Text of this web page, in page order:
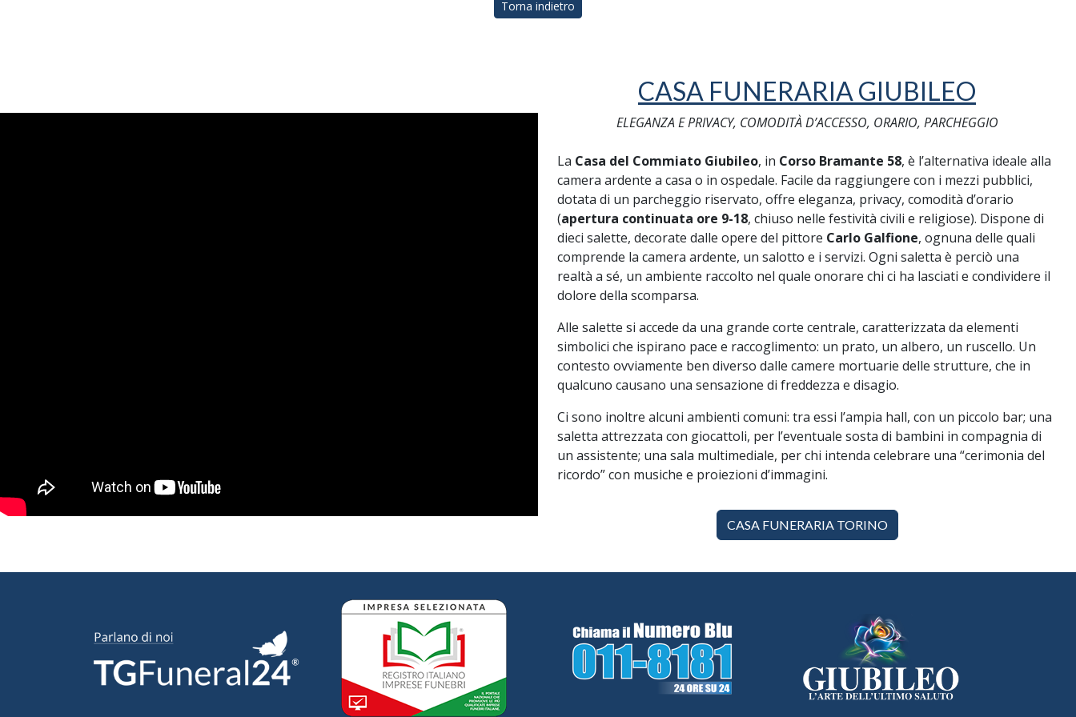
Torna indietro
CASA FUNERARIA GIUBILEO
ELEGANZA E PRIVACY, COMODITÀ D’ACCESSO, ORARIO, PARCHEGGIO
La Casa del Commiato Giubileo, in Corso Bramante 58, è l’alternativa ideale alla
camera ardente a casa o in ospedale. Facile da raggiungere con i mezzi pubblici,
dotata di un parcheggio riservato, offre eleganza, privacy, comodità d’orario
(apertura continuata ore 9-18, chiuso nelle festività civili e religiose). Dispone di
dieci salette, decorate dalle opere del pittore Carlo Galfione, ognuna delle quali
comprende la camera ardente, un salotto e i servizi. Ogni saletta è perciò una
realtà a sé, un ambiente raccolto nel quale onorare chi ci ha lasciati e condividere il
dolore della scomparsa.
Alle salette si accede da una grande corte centrale, caratterizzata da elementi
simbolici che ispirano pace e raccoglimento: un prato, un albero, un ruscello. Un
contesto ovviamente ben diverso dalle camere mortuarie delle strutture, che in
qualcuno causano una sensazione di freddezza e disagio.
Ci sono inoltre alcuni ambienti comuni: tra essi l’ampia hall, con un piccolo bar; una
saletta attrezzata con giocattoli, per l’eventuale sosta di bambini in compagnia di
un assistente; una sala multimediale, per chi intenda celebrare una “cerimonia del
ricordo” con musiche e proiezioni d’immagini.
CASA FUNERARIA TORINO